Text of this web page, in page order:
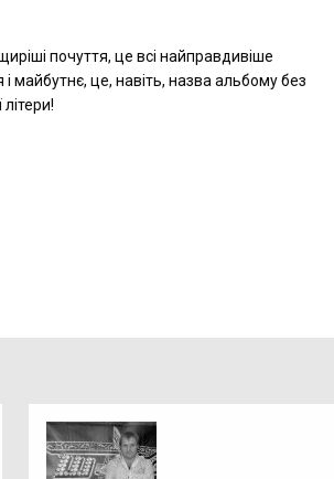
почуття, це всі найправдивіше
майбутнє, це, навіть, назва альбому без